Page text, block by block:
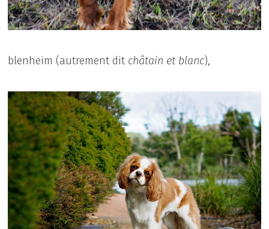
blenheim (autrement dit châtain et blanc),